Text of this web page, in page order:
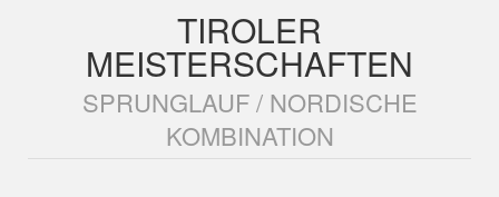
TIROLER
MEISTERSCHAFTEN
SPRUNGLAUF / NORDISCHE
KOMBINATION